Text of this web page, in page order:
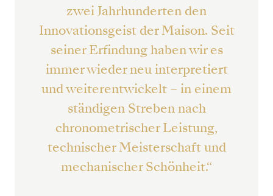
zwei Jahrhunderten den
Innovationsgeist der Maison. Seit
seiner Erfindung haben wir es
immer wieder neu interpretiert
und weiterentwickelt – in einem
ständigen Streben nach
chronometrischer Leistung,
technischer Meisterschaft und
mechanischer Schönheit.“